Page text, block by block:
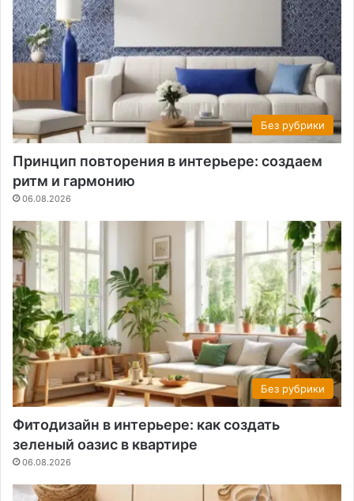
Без рубрики
Принцип повторения в интерьере: создаем
ритм и гармонию
06.08.2026
Без рубрики
Фитодизайн в интерьере: как создать
зеленый оазис в квартире
06.08.2026